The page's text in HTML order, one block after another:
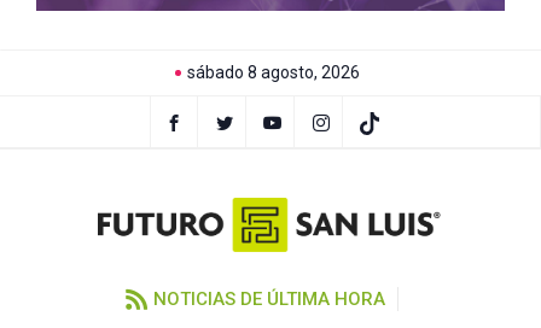
sábado 8 agosto, 2026
NOTICIAS DE ÚLTIMA HORA